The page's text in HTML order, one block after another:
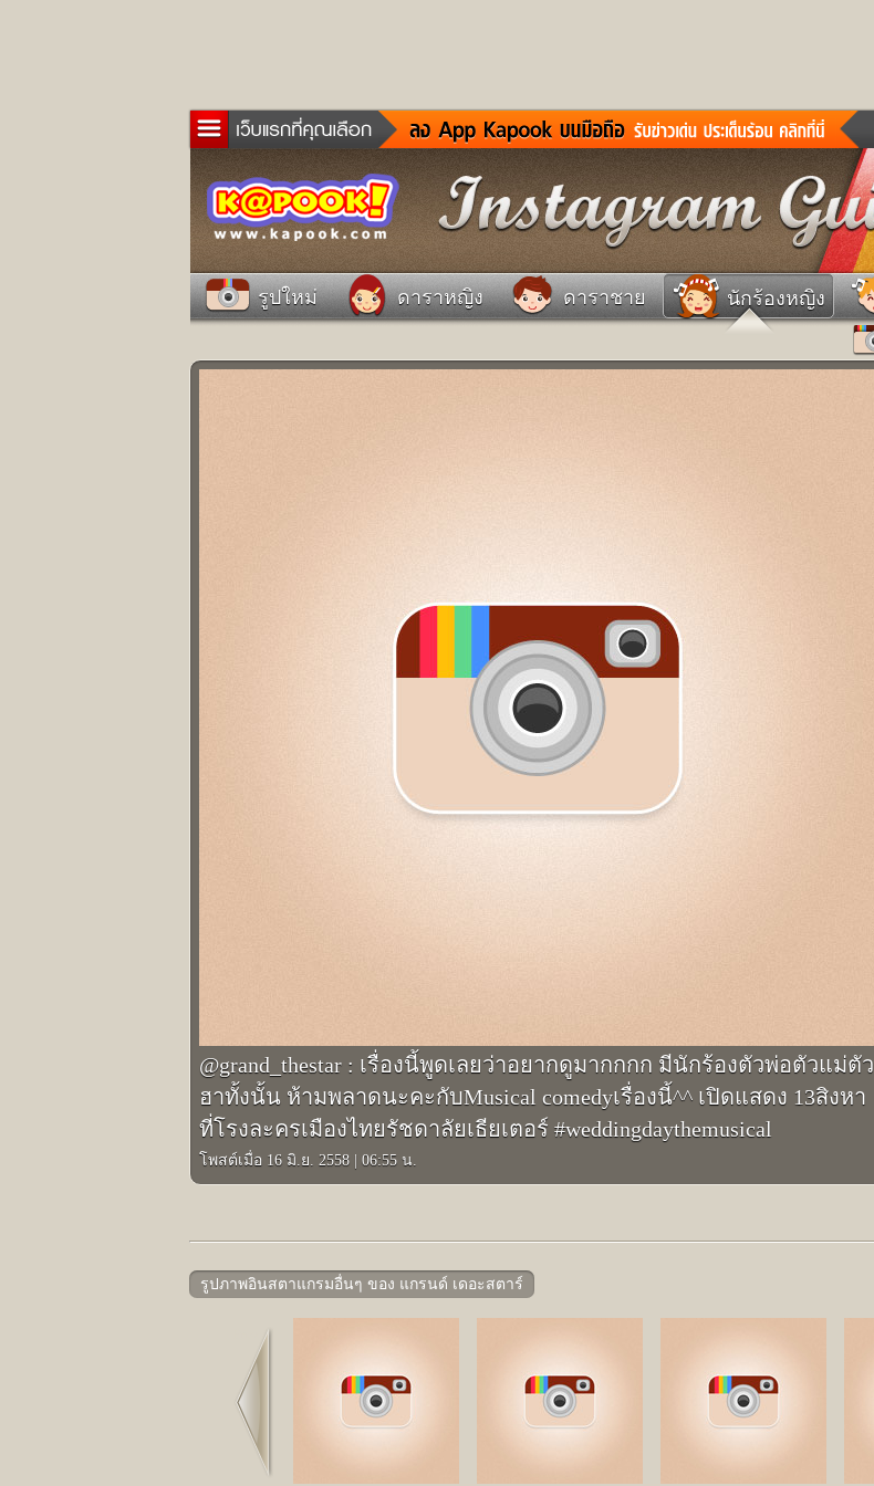
ข่าวด่วน ข่าวสั้น
ละคร
หนังใหม่
เกม
หมากรุกไทย
ดูดวง
ทำนายฝัน
ผู้ชาย
ผลบอล
dictionary
เช็คความเร็วเน็ต
รูปใหม่ ดาราหญิง ดาราชาย นักร้องหญิง
@grand_thestar : เรื่องนี้พูดเลยว่าอยากดูมากกกก มีนักร้องตัวพ่อตัวแม่ตัว
ฮาทั้งนั้น ห้ามพลาดนะคะกับMusical comedyเรื่องนี้^^ เปิดแสดง 13สิงหา
ที่โรงละครเมืองไทยรัชดาลัยเธียเตอร์ #weddingdaythemusical
โพสต์เมื่อ 16 มิ.ย. 2558 06:55 น.
รูปภาพอินสตาแกรมอื่นๆ ของ แกรนด์ เดอะสตาร์